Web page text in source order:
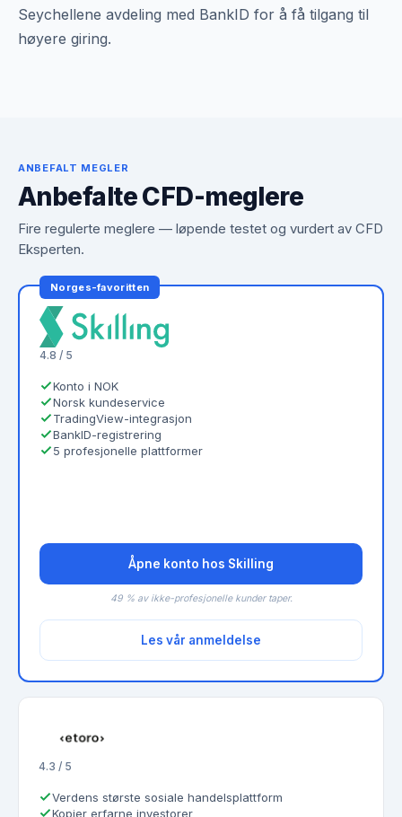
Seychellene avdeling med BankID for å få tilgang til
høyere giring.
ANBEFALT MEGLER
Anbefalte CFD-meglere
Fire regulerte meglere — løpende testet og vurdert av CFD
Eksperten.
Norges-favoritten
4.8 / 5
Konto i NOK
Norsk kundeservice
TradingView-integrasjon
BankID-registrering
5 profesjonelle plattformer
Åpne konto hos Skilling
49 % av ikke-profesjonelle kunder taper.
Les vår anmeldelse
4.3 / 5
Verdens største sosiale handelsplattform
Kopier erfarne investorer